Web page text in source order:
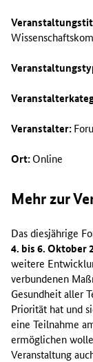
Veranstalter:
Ort:Online
Mehr zur
Das diesjährige
4. bis 6. Oktober
weitere
verbundenen
Gesundheit aller
Priorität hat und
eine Teilnahme
ermöglichen
Veranstaltung